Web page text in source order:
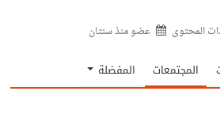
عضو منذسنتان
المجتمعات المفضلة